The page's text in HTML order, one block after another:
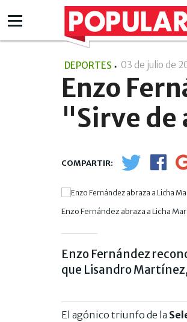
DEPORTES 03 de julio de
Enzo
"Sirve
Enzo Fernández abraza a Licha
Enzo Fernández
que Lisandro
El agónico triunfo de la